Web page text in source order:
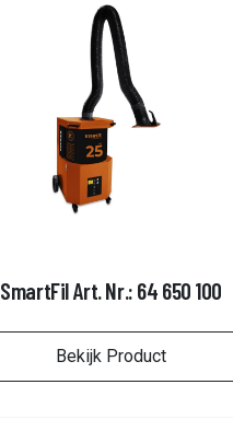
SmartFil Art. Nr.: 64 650 100
Bekijk Product